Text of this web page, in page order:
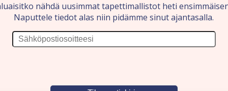
nähdä uusimmat tapettimallistot heti
Naputtele tiedot alas niin pidämme sinut ajantasalla.